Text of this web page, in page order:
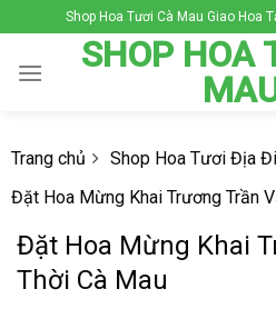
to
content
Shop Hoa Tươi Cà Mau Giao Hoa
SHOP HOA
Trang chủ
Shop Hoa Tươi Địa
Đặt Hoa Mừng Khai Trương Trần
Đặt Hoa Mừng Khai
Thời Cà Mau